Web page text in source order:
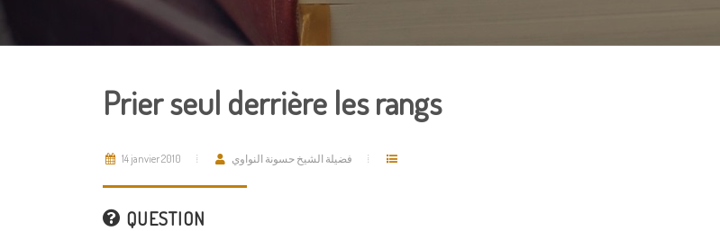
Prier seul derrière les rangs
14 janvier 2010 فضيلة الشيخ حسونة النواوي
QUESTION